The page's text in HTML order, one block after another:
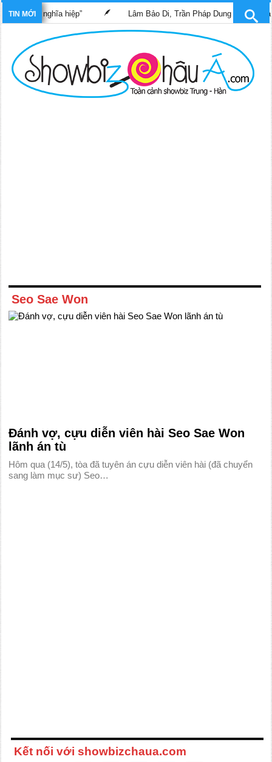
TIN MỚI
sĩ nghĩa hiệp” Lâm Bảo Di, Trần Pháp Dung tái ngộ màn
Seo Sae Won
Đánh vợ, cựu diễn viên hài Seo Sae Won
lãnh án tù
Hôm qua (14/5), tòa đã tuyên án cựu diễn viên hài (đã chuyển
sang làm mục sư) Seo…
Kết nối với showbizchaua.com